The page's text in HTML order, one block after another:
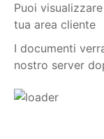
Puoi
tua area cliente
I documenti
nostro server